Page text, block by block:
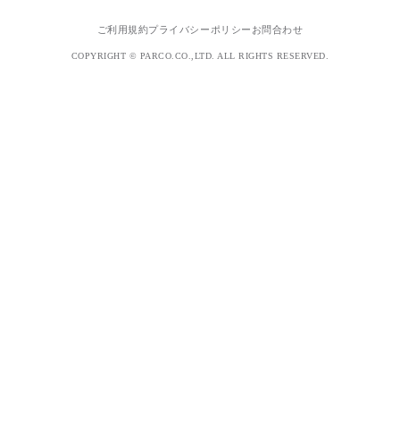
ご利用規約プライバシーポリシー お問合わせ
COPYRIGHT © PARCO.CO.,LTD. ALL RIGHTS RESERVED.